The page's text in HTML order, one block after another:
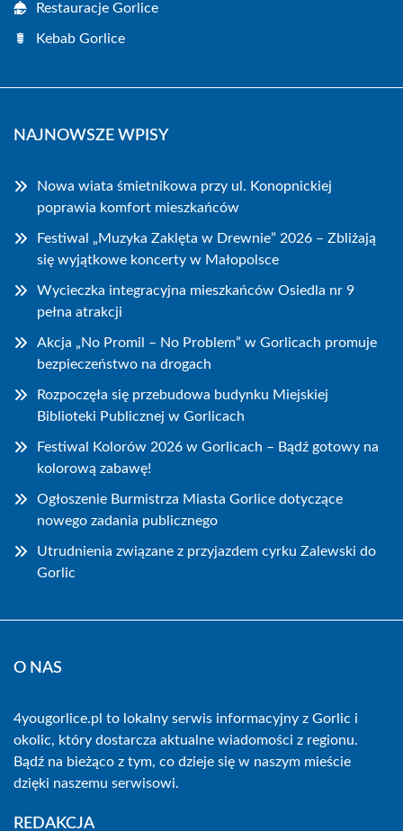
Restauracje Gorlice
Kebab Gorlice
NAJNOWSZE WPISY
Nowa wiata śmietnikowa przy ul. Konopnickiej
poprawia komfort mieszkańców
Festiwal „Muzyka Zaklęta w Drewnie” 2026 – Zbliżają
się wyjątkowe koncerty w Małopolsce
Wycieczka integracyjna mieszkańców Osiedla nr 9
pełna atrakcji
Akcja „No Promil – No Problem” w Gorlicach promuje
bezpieczeństwo na drogach
Rozpoczęła się przebudowa budynku Miejskiej
Biblioteki Publicznej w Gorlicach
Festiwal Kolorów 2026 w Gorlicach – Bądź gotowy na
kolorową zabawę!
Ogłoszenie Burmistrza Miasta Gorlice dotyczące
nowego zadania publicznego
Utrudnienia związane z przyjazdem cyrku Zalewski do
Gorlic
O NAS
4yougorlice.pl to lokalny serwis informacyjny z Gorlic i
okolic, który dostarcza aktualne wiadomości z regionu.
Bądź na bieżąco z tym, co dzieje się w naszym mieście
dzięki naszemu serwisowi.
REDAKCJA